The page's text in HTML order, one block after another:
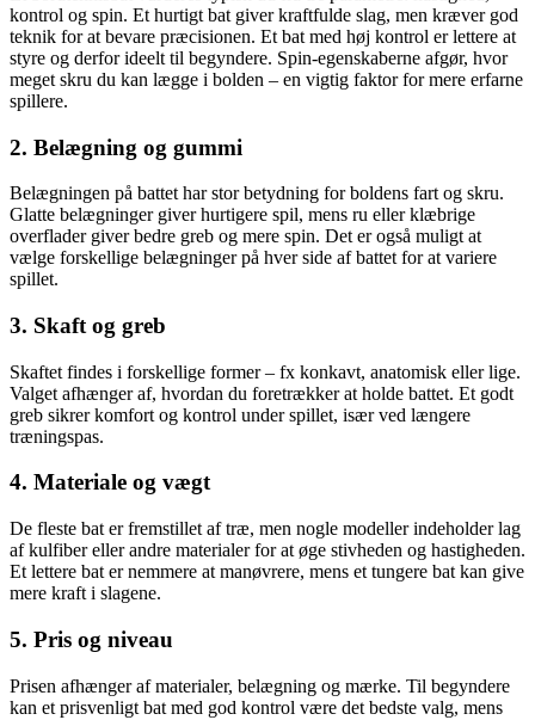
kontrol og spin. Et hurtigt bat giver kraftfulde slag, men kræver god
teknik for at bevare præcisionen. Et bat med høj kontrol er lettere at
styre og derfor ideelt til begyndere. Spin-egenskaberne afgør, hvor
meget skru du kan lægge i bolden – en vigtig faktor for mere erfarne
spillere.
2. Belægning og gummi
Belægningen på battet har stor betydning for boldens fart og skru.
Glatte belægninger giver hurtigere spil, mens ru eller klæbrige
overflader giver bedre greb og mere spin. Det er også muligt at
vælge forskellige belægninger på hver side af battet for at variere
spillet.
3. Skaft og greb
Skaftet findes i forskellige former – fx konkavt, anatomisk eller lige.
Valget afhænger af, hvordan du foretrækker at holde battet. Et godt
greb sikrer komfort og kontrol under spillet, især ved længere
træningspas.
4. Materiale og vægt
De fleste bat er fremstillet af træ, men nogle modeller indeholder lag
af kulfiber eller andre materialer for at øge stivheden og hastigheden.
Et lettere bat er nemmere at manøvrere, mens et tungere bat kan give
mere kraft i slagene.
5. Pris og niveau
Prisen afhænger af materialer, belægning og mærke. Til begyndere
kan et prisvenligt bat med god kontrol være det bedste valg, mens